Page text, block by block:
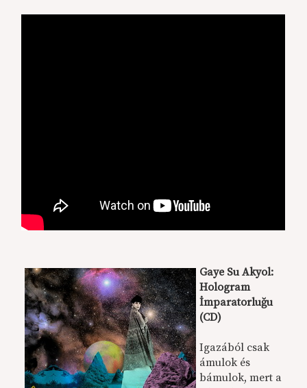
Gaye Su Akyol:
Hologram
İmparatorluğu
(CD)
Igazából csak
ámulok és
bámulok, mert a